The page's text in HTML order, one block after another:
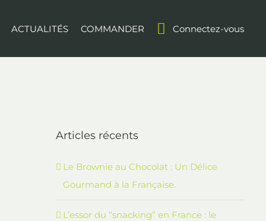
ACTUALITÉS COMMANDER Connectez-vous
Articles récents
Le Brownie au Chocolat : Un Délice
Gourmand à la Française.
L’essor du “snacking” en France : le